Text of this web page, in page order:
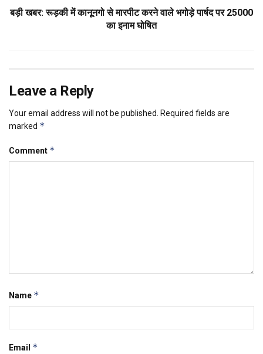
बड़ी खबर: रूड़की में कानूनगो से मारपीट करने वाले भगोड़े पार्षद पर ₹25000
का इनाम घोषित
Leave a Reply
Your email address will not be published.
Required fields are
marked *
Comment *
Name *
Email *